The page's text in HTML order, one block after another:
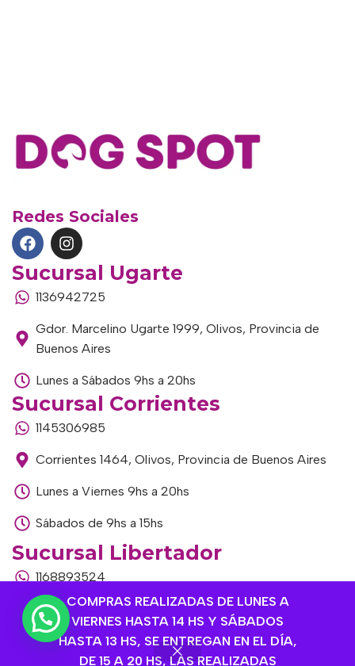
COMPRAS REALIZADAS DE LUNES A
VIERNES HASTA 14 HS Y SÁBADOS
HASTA 13 HS, SE ENTREGAN EN EL DÍA,
DE 15 A 20 HS, LAS REALIZADAS
Redes Sociales
Sucursal Ugarte
1136942725
Gdor. Marcelino Ugarte 1999, Olivos, Provincia de
Buenos Aires
Lunes a Sábados 9hs a 20hs
Sucursal Corrientes
1145306985
Corrientes 1464, Olivos, Provincia de Buenos Aires
Lunes a Viernes 9hs a 20hs
Sábados de 9hs a 15hs
Sucursal Libertador
1168893524
Av. del Libertador 1915, Vte. López, Provincia de
Buenos Aires
Lunes a Viernes de 9hs a 13hs / 16hs a 20hs